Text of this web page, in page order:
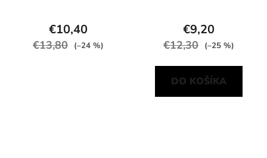
€10,40
€13,80 (–24 %)
€9,20
€12,30 (–25 %)
DO KOŠÍKA